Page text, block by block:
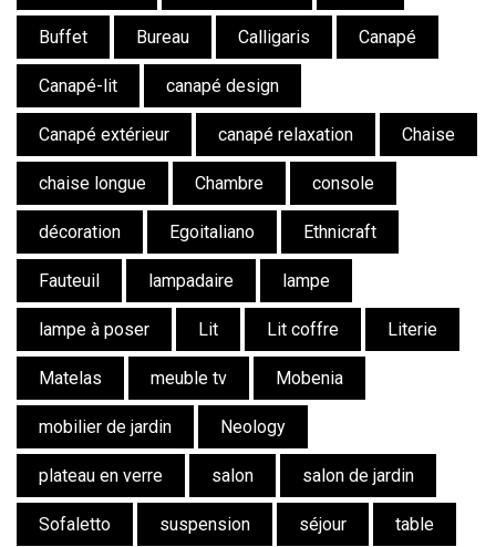
Buffet Bureau Calligaris Canapé
Canapé-lit canapé design
Canapé extérieur canapé relaxation Chaise
chaise longue Chambre console
décoration Egoitaliano Ethnicraft
Fauteuil lampadaire lampe
lampe à poser Lit Lit coffre Literie
Matelas meuble tv Mobenia
mobilier de jardin Neology
plateau en verre salon salon de jardin
Sofaletto suspension séjour table